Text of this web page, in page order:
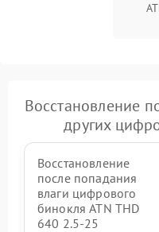
Восстановление
других
Восстановление
после попадания
влаги цифрового
бинокля ATN THD
640 2.5-25